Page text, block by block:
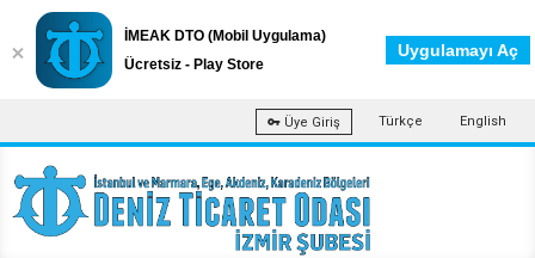
Üye Giriş Türkçe English
İMEAK DTO (Mobil Uygulama)
Ücretsiz - Play Store
Uygulamayı Aç